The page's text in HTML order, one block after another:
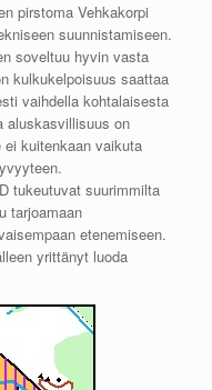
pirstoma Vehkakorpi
suunnistamiseen.
soveltuu hyvin vasta
kulkukelpoisuus saattaa
vaihdella kohtalaisesta
aluskasvillisuus on
kuitenkaan vaikuta
tukeutuvat suurimmilta
tarjoamaan
etenemiseen.
yrittänyt luoda